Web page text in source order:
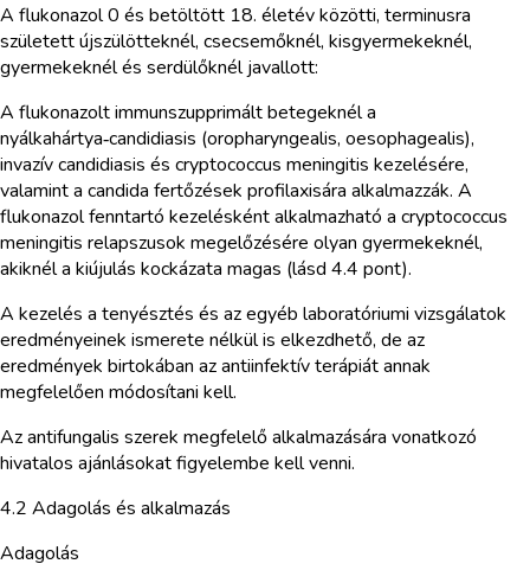
A flukonazol 0 és betöltött 18. életév közötti, terminusra
született újszülötteknél, csecsemőknél, kisgyermekeknél,
gyermekeknél és serdülőknél javallott:
A flukonazolt immunszupprimált betegeknél a
nyálkahártya‑candidiasis (oropharyngealis, oesophagealis),
invazív candidiasis és cryptococcus meningitis kezelésére,
valamint a candida fertőzések profilaxisára alkalmazzák. A
flukonazol fenntartó kezelésként alkalmazható a cryptococcus
meningitis relapszusok megelőzésére olyan gyermekeknél,
akiknél a kiújulás kockázata magas (lásd 4.4 pont).
A kezelés a tenyésztés és az egyéb laboratóriumi vizsgálatok
eredményeinek ismerete nélkül is elkezdhető, de az
eredmények birtokában az antiinfektív terápiát annak
megfelelően módosítani kell.
Az antifungalis szerek megfelelő alkalmazására vonatkozó
hivatalos ajánlásokat figyelembe kell venni.
4.2 Adagolás és alkalmazás
Adagolás